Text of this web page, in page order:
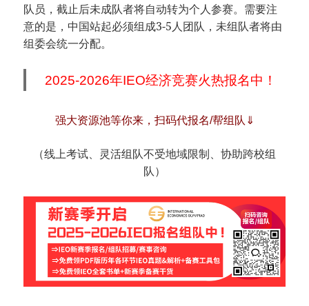
队员，截止后未成队者将自动转为个人参赛。需要注
意的是，中国站起必须组成3-5人团队，未组队者将由
组委会统一分配。
2025-2026年IEO经济竞赛火热报名中！
强大资源池等你来，扫码代报名/帮组队⇓
（线上考试、灵活组队不受地域限制、协助跨校组
队）